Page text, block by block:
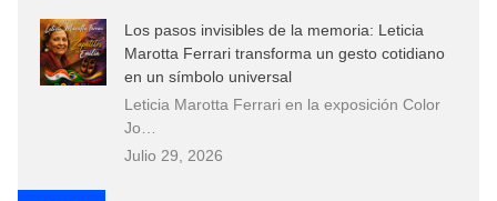
Los pasos invisibles de la memoria: Leticia
Marotta Ferrari transforma un gesto cotidiano
en un símbolo universal
Leticia Marotta Ferrari en la exposición Color
Jo…
Julio 29, 2026